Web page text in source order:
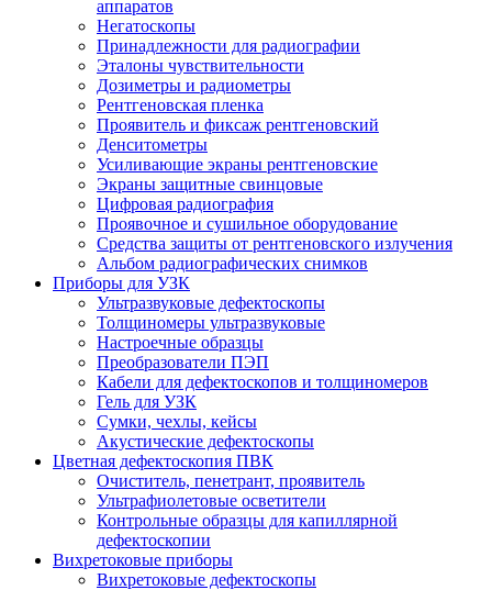
аппаратов
Негатоскопы
Принадлежности для радиографии
Эталоны чувствительности
Дозиметры и радиометры
Рентгеновская пленка
Проявитель и фиксаж рентгеновский
Денситометры
Усиливающие экраны рентгеновские
Экраны защитные свинцовые
Цифровая радиография
Проявочное и сушильное оборудование
Средства защиты от рентгеновского излучения
Альбом радиографических снимков
Приборы для УЗК
Ультразвуковые дефектоскопы
Толщиномеры ультразвуковые
Настроечные образцы
Преобразователи ПЭП
Кабели для дефектоскопов и толщиномеров
Гель для УЗК
Сумки, чехлы, кейсы
Акустические дефектоскопы
Цветная дефектоскопия ПВК
Очиститель, пенетрант, проявитель
Ультрафиолетовые осветители
Контрольные образцы для капиллярной
дефектоскопии
Вихретоковые приборы
Вихретоковые дефектоскопы